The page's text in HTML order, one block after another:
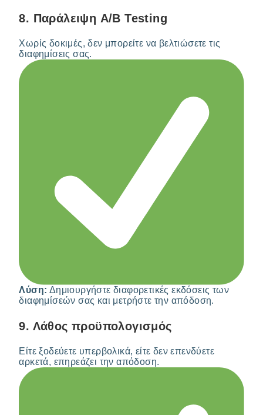
8. Παράλειψη A/B Testing
Χωρίς δοκιμές, δεν μπορείτε να βελτιώσετε τις
διαφημίσεις σας.
Λύση: Δημιουργήστε διαφορετικές εκδόσεις των
διαφημίσεών σας και μετρήστε την απόδοση.
9. Λάθος προϋπολογισμός
Είτε ξοδεύετε υπερβολικά, είτε δεν επενδύετε
αρκετά, επηρεάζει την απόδοση.